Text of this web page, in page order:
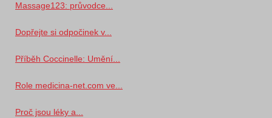
Massage123: průvodce...
Dopřejte si odpočinek v...
Příběh Coccinelle: Umění...
Role medicina-net.com ve...
Proč jsou léky a...